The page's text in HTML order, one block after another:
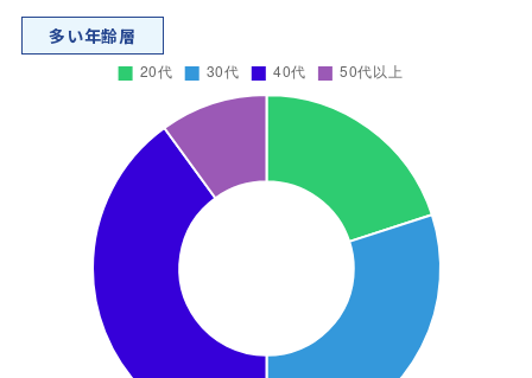
多い年齢層